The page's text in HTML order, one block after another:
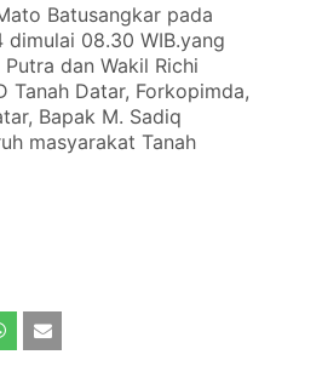
Batusangkar pada
dimulai 08.30 WIB.yang
dan Wakil Richi
Tanah Datar, Forkopimda,
Bapak M. Sadiq
masyarakat Tanah